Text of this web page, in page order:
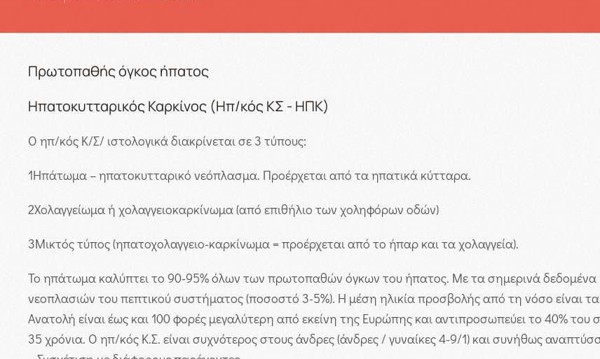
Πρωτοπαθής όγκος ήπατος
Ηπατοκυτταρικός Καρκίνος (Ηπ/κός ΚΣ - ΗΠΚ)
Ο ηπ/κός Κ/Σ/ ιστολογικά διακρίνεται σε 3 τύπους:
1Ηπάτωμα – ηπατοκυτταρικό νεόπλασμα. Προέρχεται από τα ηπατικά κύτταρα.
2Χολαγγείωμα ή χολαγγειοκαρκίνωμα (από επιθήλιο των χοληφόρων οδών)
3Μικτός τύπος (ηπατοχολαγγειο-καρκίνωμα = προέρχεται από το ήπαρ και τα χολαγγεία).
Το ηπάτωμα καλύπτει το 90-95% όλων των πρωτοπαθών όγκων του ήπατος. Με τα σημερινά δεδομένα
νεοπλασιών του πεπτικού συστήματος (ποσοστό 3-5%). Η μέση ηλικία προσβολής από τη νόσο είναι τα
Ανατολή είναι έως και 100 φορές μεγαλύτερη από εκείνη της Ευρώπης και αντιπροσωπεύει το 40%
35 χρόνια. Ο ηπ/κός Κ.Σ. είναι συχνότερος στους άνδρες (άνδρες / γυναίκες 4-9/1) και συνήθως